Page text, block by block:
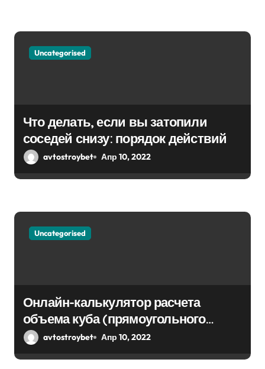
м
Uncategorised
Что делать, если вы затопили
соседей снизу: порядок действий
avtostroybet Апр 10, 2022
Uncategorised
Онлайн-калькулятор расчета
объема куба (прямоугольного
парралепипеда)
avtostroybet Апр 10, 2022